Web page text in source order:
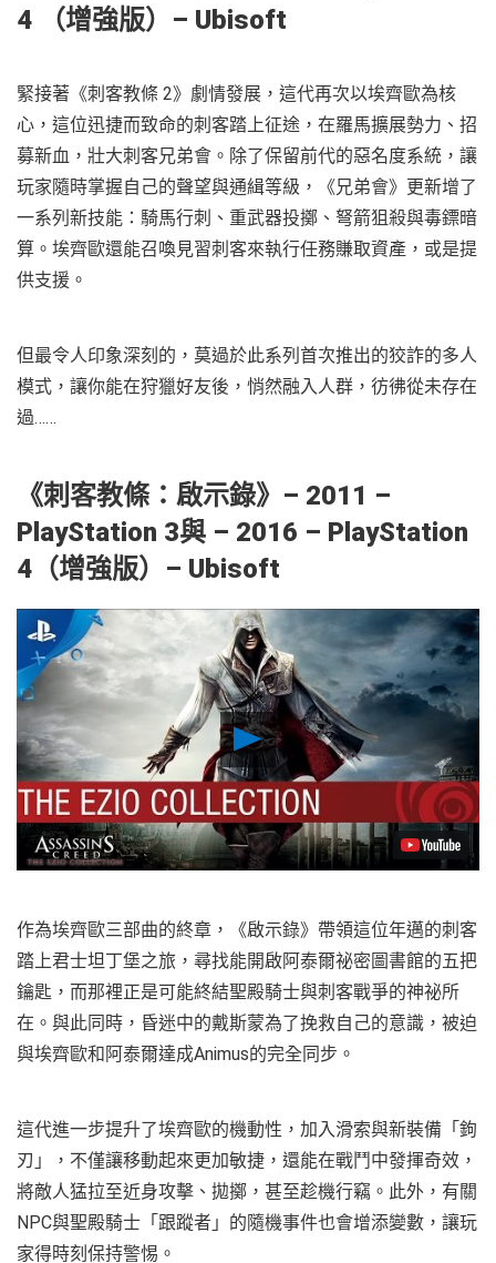
4 （增強版）– Ubisoft
緊接著《刺客教條 2》劇情發展，這代再次以埃齊歐為核
心，這位迅捷而致命的刺客踏上征途，在羅馬擴展勢力、招
募新血，壯大刺客兄弟會。除了保留前代的惡名度系統，讓
玩家隨時掌握自己的聲望與通緝等級，《兄弟會》更新增了
一系列新技能：騎馬行刺、重武器投擲、弩箭狙殺與毒鏢暗
算。埃齊歐還能召喚見習刺客來執行任務賺取資產，或是提
供支援。
但最令人印象深刻的，莫過於此系列首次推出的狡詐的多人
模式，讓你能在狩獵好友後，悄然融入人群，彷彿從未存在
過……
《刺客教條：啟示錄》 – 2011 –
PlayStation 3與 – 2016 – PlayStation
4（增強版）– Ubisoft
Play
Video
作為埃齊歐三部曲的終章，《啟示錄》帶領這位年邁的刺客
踏上君士坦丁堡之旅，尋找能開啟阿泰爾祕密圖書館的五把
鑰匙，而那裡正是可能終結聖殿騎士與刺客戰爭的神祕所
在。與此同時，昏迷中的戴斯蒙為了挽救自己的意識，被迫
與埃齊歐和阿泰爾達成Animus的完全同步。
這代進一步提升了埃齊歐的機動性，加入滑索與新裝備「鉤
刃」，不僅讓移動起來更加敏捷，還能在戰鬥中發揮奇效，
將敵人猛拉至近身攻擊、拋擲，甚至趁機行竊。此外，有關
NPC與聖殿騎士「跟蹤者」的隨機事件也會增添變數，讓玩
家得時刻保持警惕。